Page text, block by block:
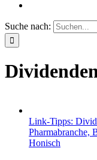
Suche nach:
Link-Tipps:
Pharmabranche,
Honisch